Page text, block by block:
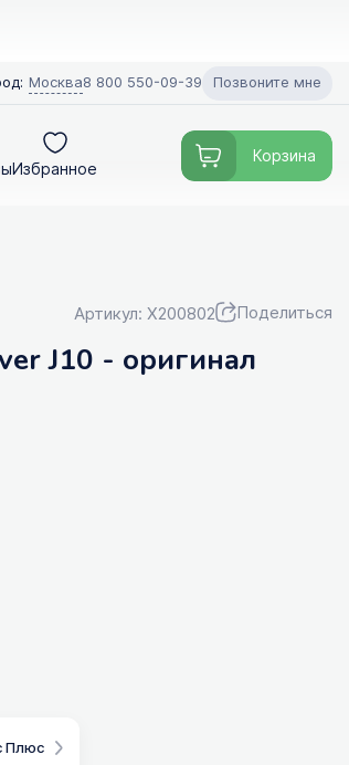
Москва8 800 550-09-39 Позвоните мне
Избранное
Корзина
Артикул: X200802 Поделиться
J10 - оригинал
Плюс